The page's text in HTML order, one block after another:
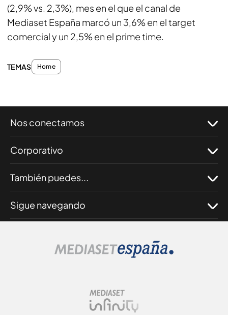
(2,9% vs. 2,3%), mes en el que el canal de
Mediaset España marcó un 3,6% en el target
comercial y un 2,5% en el prime time.
TEMAS Home
Nos conectamos
Corporativo
También puedes...
Sigue navegando